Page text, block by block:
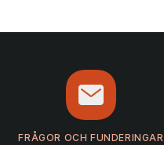
FRÅGOR OCH FUNDERINGAR